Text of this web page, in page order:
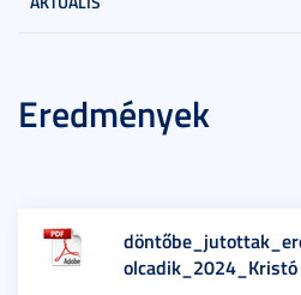
Eredmények
olcadik_2024_Kristó